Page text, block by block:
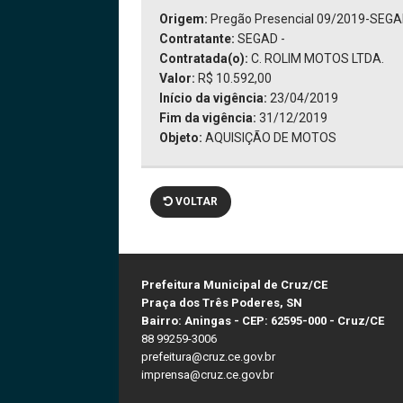
Origem: Pregão Presencial 09/2019-
Contratante: SEGAD -
Contratada(o): C. ROLIM MOTOS LTDA.
Valor: R$ 10.592,00
Início da vigência: 23/04/2019
Fim da vigência: 31/12/2019
Objeto: AQUISIÇÃO DE MOTOS
VOLTAR
Prefeitura Municipal de Cruz/CE
Praça dos Três Poderes, SN
Bairro: Aningas - CEP: 62595-000 - Cruz/CE
88 99259-3006
prefeitura@cruz.ce.gov.br
imprensa@cruz.ce.gov.br